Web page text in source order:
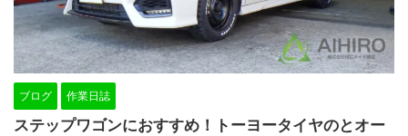
ブログ 作業日誌
ステップワゴンにおすすめ！トーヨータイヤのとオー